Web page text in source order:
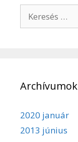
Archívumok
2020 január
2013 június